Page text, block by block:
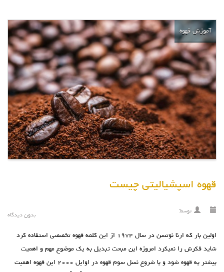
آموزش قهوه
قهوه اسپشیالیتی چیست
توسط:
بدون دیدگاه
اولین بار که ارنا نوتسن در سال ۱۹۷۴ از این کلمه قهوه تخصصی استفاده کرد
شاید فکرش را نمیکرد امروزه این مبحث تبدیل به یک موضوع مهم و اهمیت
بیشتر به قهوه شود و با شروع نسل سوم قهوه در اوایل ۲۰۰۰ این قهوه اهمیت